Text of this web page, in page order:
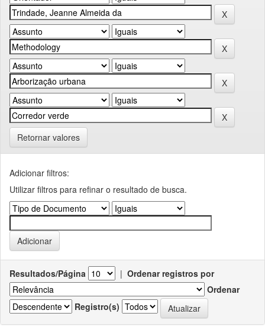
Retornar valores
Adicionar filtros:
Utilizar filtros para refinar o resultado de busca.
Resultados/Página | Ordenar registros por
Ordenar
Registro(s)